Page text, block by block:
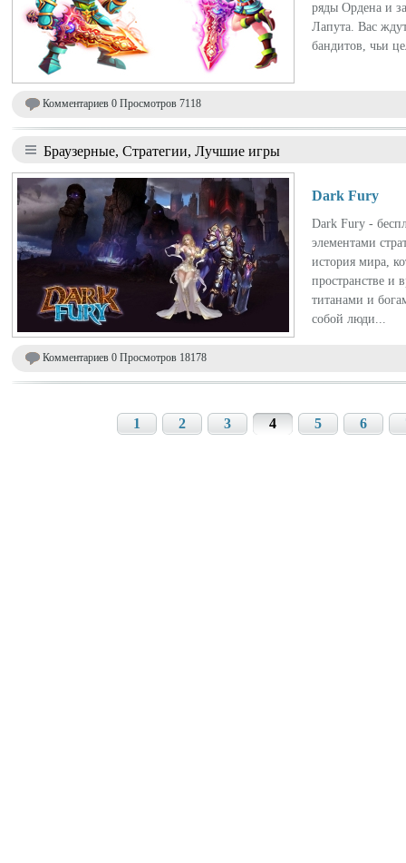
ряды Ордена и
Лапута. Вас
бандитов, чьи
Комментариев 0 Просмотров 7118
Браузерные, Стратегии, Лучшие игры
Dark Fury
Dark Fury -
элементами
история мира,
пространстве и
титанами и
собой люди...
Комментариев 0 Просмотров 18178
1 2 3 4 5 6